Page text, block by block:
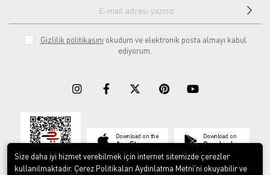
Gizlilik politikasını okudum ve elektronik posta almayı kabul
ediyorum.
Download on the
App Store
Download on
Google play
Size daha iyi hizmet verebilmek için internet sitemizde çerezler
kullanılmaktadır. Çerez Politikaları Aydınlatma Metni’ni okuyabilir ve